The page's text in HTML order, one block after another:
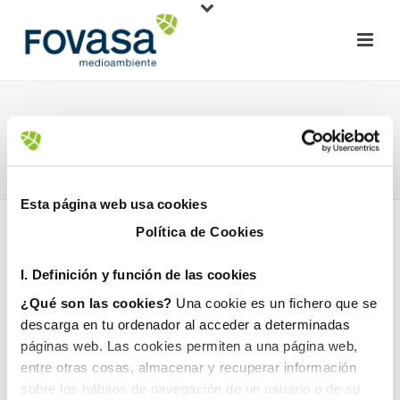
Esta página web usa cookies
Política de Cookies
I. Definición y función de las cookies
¿Qué son las cookies? Una cookie es un fichero que se
descarga en tu ordenador al acceder a determinadas
páginas web. Las cookies permiten a una página web,
entre otras cosas, almacenar y recuperar información
sobre los hábitos de navegación de un usuario o de su
AYUNTAMIENTO DE SAN ANTONIO
DE BENAGÉBER
1 julio, 2024